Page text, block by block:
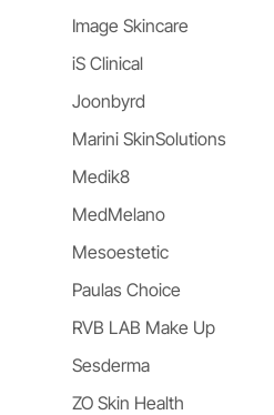
Image Skincare
iS Clinical
Joonbyrd
Marini SkinSolutions
Medik8
MedMelano
Mesoestetic
Paulas Choice
RVB LAB Make Up
Sesderma
ZO Skin Health